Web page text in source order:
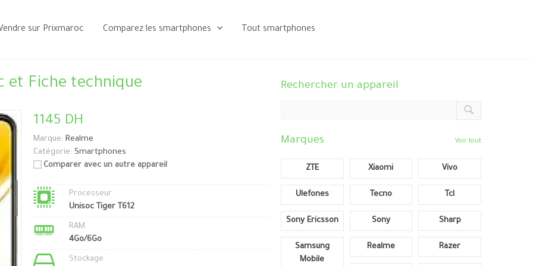
sur Prixmaroc Comparez les smartphones Tout smartphones
et Fiche technique
1145 DH
Marque: Realme
Catégorie: Smartphones
Comparer avec un autre appareil
Processeur
Unisoc Tiger T612
RAM
4Go/6Go
Stockage
Rechercher un appareil
Marques Voir tout
ZTE Xiaomi Vivo
Ulefones Tecno Tcl
Sony Ericsson Sony Sharp
Samsung
Mobile
Realme Razer